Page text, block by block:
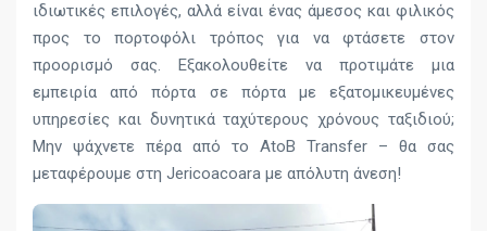
ιδιωτικές επιλογές, αλλά είναι ένας άμεσος και φιλικός
προς το πορτοφόλι τρόπος για να φτάσετε στον
προορισμό σας. Εξακολουθείτε να προτιμάτε μια
εμπειρία από πόρτα σε πόρτα με εξατομικευμένες
υπηρεσίες και δυνητικά ταχύτερους χρόνους ταξιδιού;
Μην ψάχνετε πέρα από το AtoB Transfer – θα σας
μεταφέρουμε στη Jericoacoara με απόλυτη άνεση!